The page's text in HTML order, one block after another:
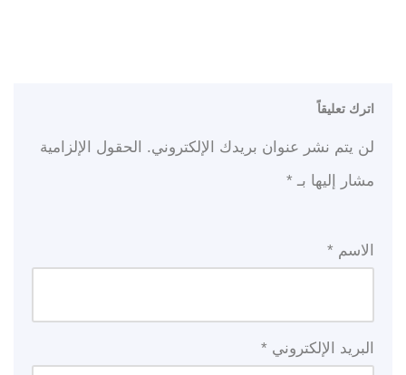
اترك تعليقاً
لن يتم نشر عنوان بريدك الإلكتروني.
الحقول الإلزامية
مشار إليها بـ *
الاسم *
البريد الإلكتروني *